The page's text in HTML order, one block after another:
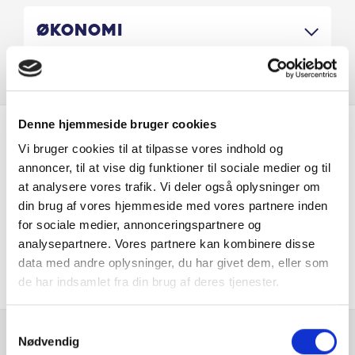
Denne hjemmeside bruger cookies
Vi bruger cookies til at tilpasse vores indhold og
annoncer, til at vise dig funktioner til sociale medier og til
at analysere vores trafik. Vi deler også oplysninger om
din brug af vores hjemmeside med vores partnere inden
for sociale medier, annonceringspartnere og
analysepartnere. Vores partnere kan kombinere disse
data med andre oplysninger, du har givet dem, eller som
de har indsamlet fra din brug af deres tjenester.
Nødvendig
veab@bn.dk
Økonomi
Er du interesseret i
denne bil?
KONTAKT FORHANDLER